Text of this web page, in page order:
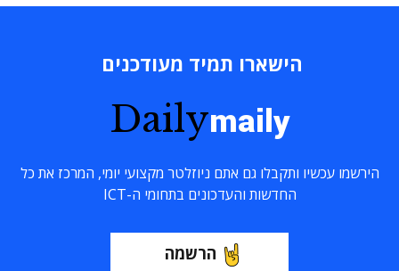
הישארו תמיד מעודכנים
Dailymaily
הירשמו עכשיו ותקבלו גם אתם ניוזלטר מקצועי יומי, המרכז את כל
החדשות והעדכונים בתחומי ה-ICT
הרשמה